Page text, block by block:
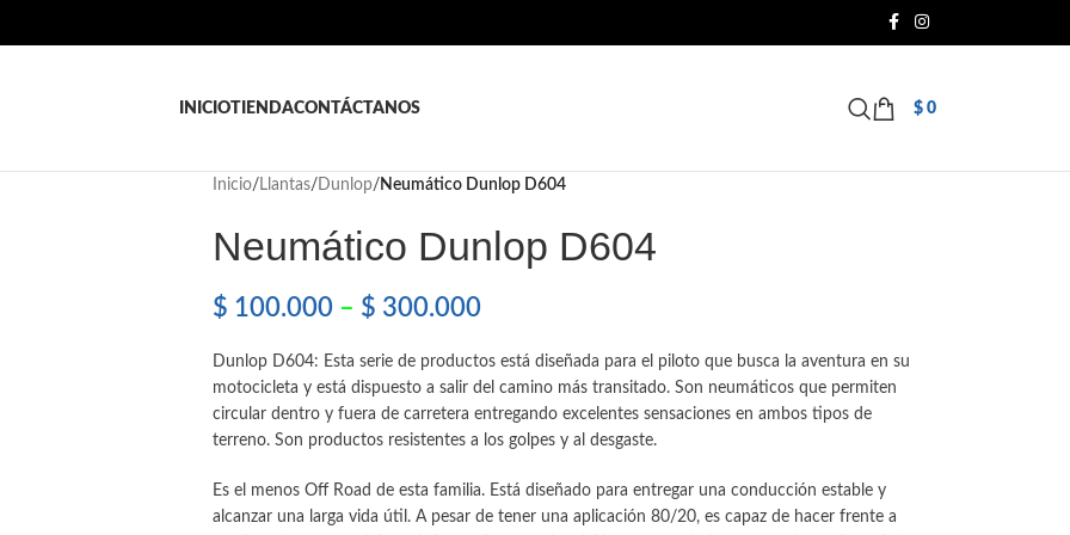
INICIOTIENDACONTÁCTANOS $ 0
Inicio/ Llantas/ Dunlop/ Neumático Dunlop D604
Neumático Dunlop D604
$ 100.000 – $ 300.000
Dunlop D604: Esta serie de productos está diseñada para el piloto que busca la aventura en su
motocicleta y está dispuesto a salir del camino más transitado. Son neumáticos que permiten
circular dentro y fuera de carretera entregando excelentes sensaciones en ambos tipos de
terreno. Son productos resistentes a los golpes y al desgaste.
Es el menos Off Road de esta familia. Está diseñado para entregar una conducción estable y
alcanzar una larga vida útil. A pesar de tener una aplicación 80/20, es capaz de hacer frente a